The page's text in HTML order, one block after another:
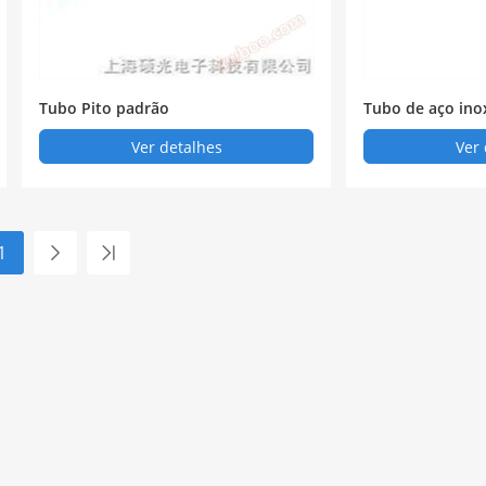
Tubo Pito padrão
Ver detalhes
Tubo de aço
Ver